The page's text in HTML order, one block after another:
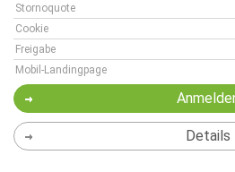
Stornoquote
Cookie
Freigabe
Mobil-Landingpage
Details